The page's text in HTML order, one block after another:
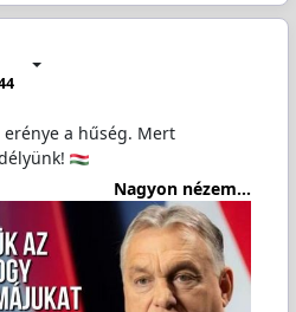
a hűség. Mert
Nagyon nézem...